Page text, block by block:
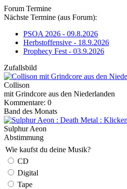
Forum Termine
Nächste Termine (aus Forum):
PSOA 2026 - 09.8.2026
Herbstoffensive - 18.9.2026
Prophecy Fest - 03.9.2026
Zufallsbild
Collison
mit Grindcore aus den Niederlanden
Kommentare: 0
Band des Monats
Sulphur Aeon
Abstimmung
Wie kaufst du deine Musik?
CD
Digital
Tape